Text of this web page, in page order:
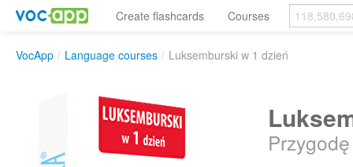
Create flashcards Courses
VocApp / Language courses / Luksemburski w 1 dzień